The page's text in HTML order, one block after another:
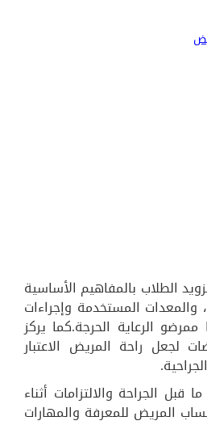
الطلاب بالمفاهيم الأساسية
والمعدات المستخدمة وإجراءات
الرعاية الحرجة.كما يركز
لجعل راحة المريض الاعتبار
قبل الجراحة والالتزامات أثناء
المريض للمعرفة والمهارات